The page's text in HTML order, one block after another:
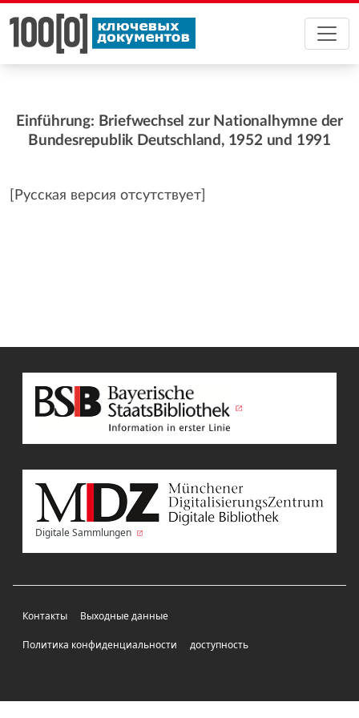
Einführung: Briefwechsel zur Nationalhymne der
Bundesrepublik Deutschland, 1952 und 1991
[Русская версия отсутствует]
Digitale Sammlungen
Контакты Выходные данные
Политика конфиденциальности доступность